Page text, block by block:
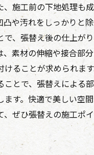
、施工前の下地処理も
凸や汚れをしっかりと
で、張替え後の仕上が
、素材の伸縮や接合部
けることが求められま
ことで、張替えによる
ます。快適で美しい空
、ぜひ張替えの施工ポ